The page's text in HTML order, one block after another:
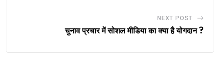
NEXT POST
चुनाव प्रचार में सोशल मीडिया का क्या है योगदान ?